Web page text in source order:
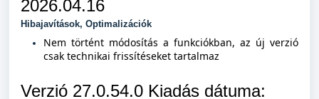
2026.04.16
Hibajavítások, Optimalizációk
Nem történt módosítás a funkciókban, az új verzió
csak technikai frissítéseket tartalmaz
Verzió 27.0.54.0 Kiadás dátuma: